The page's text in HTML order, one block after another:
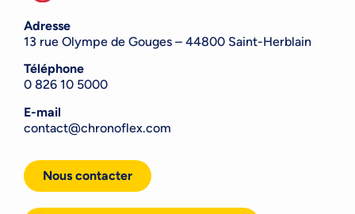
Adresse
13 rue Olympe de Gouges – 44800 Saint-Herblain
Téléphone
0 826 10 5000
E-mail
contact@chronoflex.com
Nous contacter